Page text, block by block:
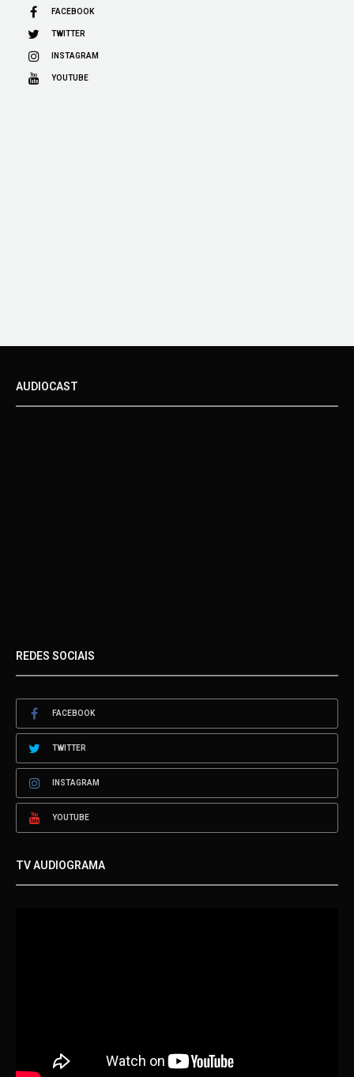
FACEBOOK
TWITTER
INSTAGRAM
YOUTUBE
AUDIOCAST
REDES SOCIAIS
FACEBOOK
TWITTER
INSTAGRAM
YOUTUBE
TV AUDIOGRAMA